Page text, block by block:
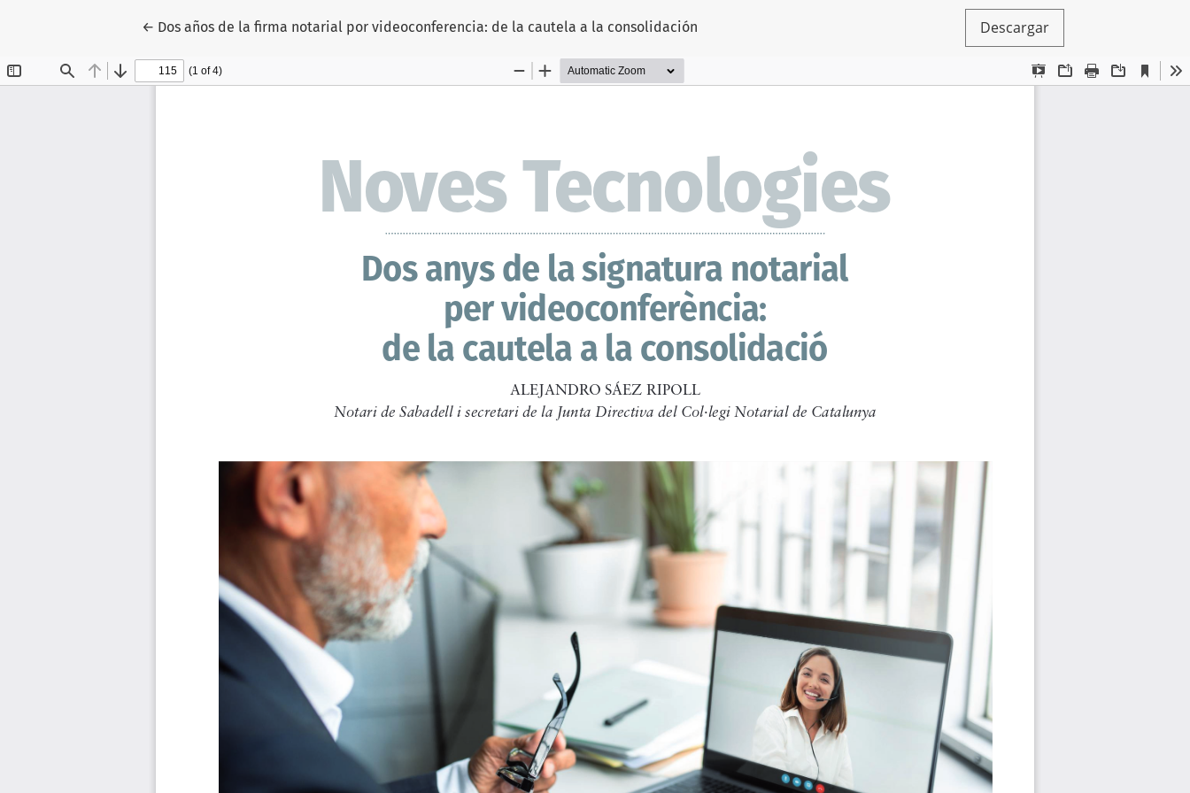
← Volver a los detalles del artículo
Dos años de la firma notarial por videoconferencia: de la cautela a la consolidación Descargar